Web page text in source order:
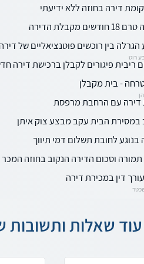
קומת דירה בחוזה ללא ידיעתי
מקבלת הדירה
הגרלה בין רוכשים פוטנציאליים של
רוט
ריבית פיגורים לקבלן ברכישת דירה
- בית מקבלן
דירה עם הרחבת מרפסת
במסירת הבית עקב מבצע צוק איתן
לחובת תשלום דמי תיווך
וסכום הדירה הנקוב בחוזה המכר
עורך דין במכירת דירה
עוד שאלות ותשובות